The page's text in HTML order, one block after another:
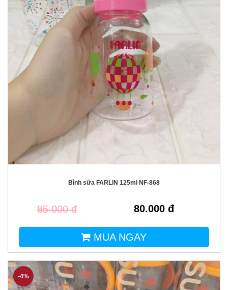
Bình sữa FARLIN 125ml NF-868
85.000 đ 80.000 đ
MUA NGAY
-4%